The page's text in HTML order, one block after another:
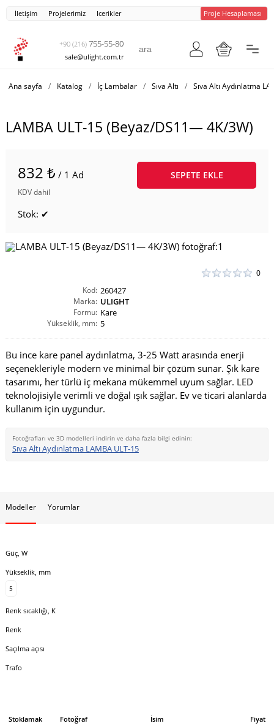
İletişim Projelerimiz Icerikler Proje Hesaplaması
+90 (216) 755-55-80
sale@ulight.com.tr
Ana sayfa / Katalog / İç Lambalar / Sıva Altı / Sıva Altı Aydınlatma
LAMBA ULT-15 (Beyaz/DS11— 4K/3W)
832 ₺ / 1 Ad
KDV dahil
SEPETE EKLE
Stok: ✔
0
Kod: 260427
Marka: ULIGHT
Formu: Kare
Yükseklik, mm: 5
Bu ince kare panel aydınlatma, 3-25 Watt arasında enerji
seçenekleriyle modern ve minimal bir çözüm sunar. Şık kare
tasarımı, her türlü iç mekana mükemmel uyum sağlar. LED
teknolojisiyle verimli ve doğal ışık sağlar. Ev ve ticari alanlarda
kullanım için uygundur.
Fotoğrafları ve 3D modelleri indirin ve daha fazla bilgi edinin:
Sıva Altı Aydınlatma LAMBA ULT-15
Modeller Yorumlar
Güç, W
Yükseklik, mm
5
Renk sıcaklığı, K
Renk
Saçılma açısı
Trafo
Stoklamak Fotoğraf İsim Fiyat